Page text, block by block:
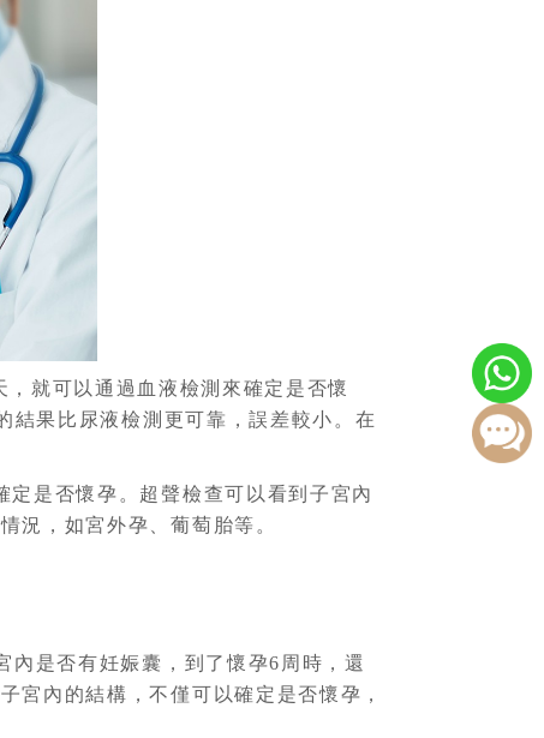
就可以通過血液檢測來確定是否懷
結果比尿液檢測更可靠，誤差較小。在
是否懷孕。超聲檢查可以看到子宮內
況，如宮外孕、葡萄胎等。
是否有妊娠囊，到了懷孕6周時，還
宮內的結構，不僅可以確定是否懷孕，